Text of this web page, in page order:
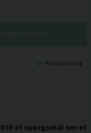
Hurtig levering
Stil et spørgsmål om et